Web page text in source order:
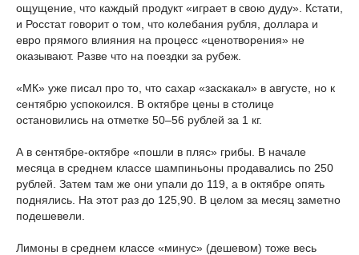
ощущение, что каждый продукт «играет в свою дуду». Кстати,
и Росстат говорит о том, что колебания рубля, доллара и
евро прямого влияния на процесс «ценотворения» не
оказывают. Разве что на поездки за рубеж.
«МК» уже писал про то, что сахар «заскакал» в августе, но к
сентябрю успокоился. В октябре цены в столице
остановились на отметке 50–56 рублей за 1 кг.
А в сентябре-октябре «пошли в пляс» грибы. В начале
месяца в среднем классе шампиньоны продавались по 250
рублей. Затем там же они упали до 119, а в октябре опять
поднялись. На этот раз до 125,90. В целом за месяц заметно
подешевели.
Лимоны в среднем классе «минус» (дешевом) тоже весь